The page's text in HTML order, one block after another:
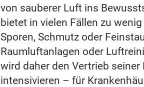
von sauberer Luft ins
bietet in vielen Fällen zu
Sporen, Schmutz oder
Raumluftanlagen oder
wird daher den Vertrieb seiner
intensivieren – für